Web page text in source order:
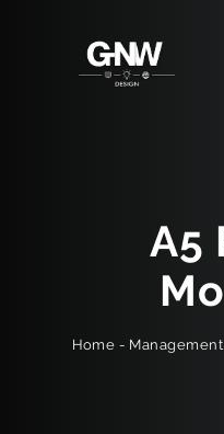
A5
Home- Management,